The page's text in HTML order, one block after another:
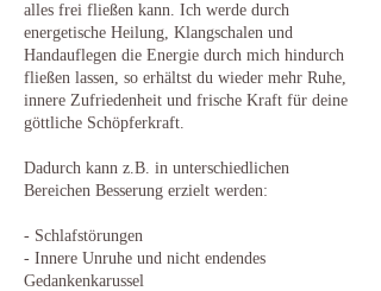
alles frei fließen kann. Ich werde durch
energetische Heilung, Klangschalen und
Handauflegen die Energie durch mich hindurch
fließen lassen, so erhältst du wieder mehr Ruhe,
innere Zufriedenheit und frische Kraft für deine
göttliche Schöpferkraft.
Dadurch kann z.B. in unterschiedlichen
Bereichen Besserung erzielt werden:
- Schlafstörungen
- Innere Unruhe und nicht endendes
Gedankenkarussel